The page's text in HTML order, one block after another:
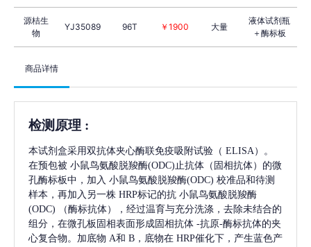
源桔生
物
YJ35089 96T ￥1900 大量
液体试剂瓶
＋酶标板
商品详情
检测原理 :
本试剂盒采用双抗体夹心酶联免疫吸附试验（ ELISA）。
在预包被 小鼠鸟氨酸脱羧酶(ODC)止抗体（固相抗体）的微
孔酶标板中，加入 小鼠鸟氨酸脱羧酶(ODC) 校准品和待测
样本，再加入另一株 HRP标记的抗 小鼠鸟氨酸脱羧酶
(ODC)
（酶标抗体），经过温育与充分洗涤，去除未结合的
组分，在微孔板固相表面形成固相抗体 -抗原-酶标抗体的夹
心复合物。加底物 A和 B，底物在 HRP催化下，产生蓝色产